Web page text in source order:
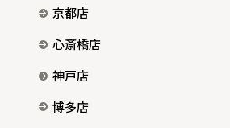
京都店
心斎橋店
神戸店
博多店